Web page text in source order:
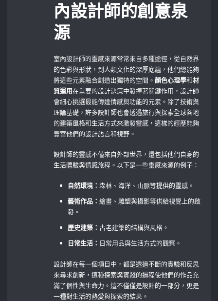
內設計師的創意泉
源
室內設計師的靈感來源常常來自多種途徑，從自然界
的色彩與形狀，到人類文化的深厚底蘊，他們總能夠
將這些元素融合創造出獨特的空間。顏色心理學和材
質運用在重要的設計決策中發揮著關鍵作用，設計師
會細心挑選最能傳達情感與功能的元素。除了技術與
理論基礎，許多設計師也會透過旅行與探索全球各地
的建築風格和生活方式來激發靈感，這樣的經歷能夠
豐富他們的設計語言和視野。
設計師的靈感不僅來自外部世界，還包括他們自身的
生活體驗與情感旅程。以下是一些靈感來源的例子：
自然環境：森林、海洋、山脈等提供的靈感。
藝術作品：繪畫、雕塑與攝影等供給視覺上的啟
發。
歷史建築：古老建築的結構與風格。
日常生活： 日常用品與生活方式的觀察。
設計師在每一個項目中，都是透過不斷的實驗和反思
來尋求創新，這種探索與實踐的過程使他們的作品充
滿了個性與生命力。這不僅僅是設計的一部分，更是
一種對生活的熱愛與探索的結果。